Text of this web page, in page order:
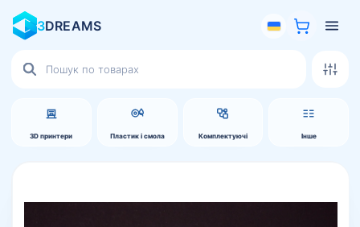
3DREAMS
3D принтери Пластик і смола Комплектуючі Інше
товарів